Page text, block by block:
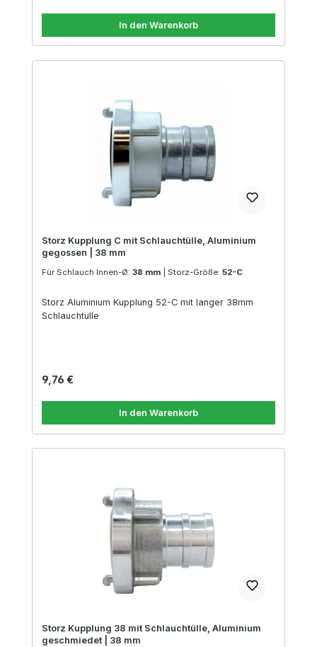
In den Warenkorb
Storz Kupplung C mit Schlauchtülle, Aluminium
gegossen | 38 mm
Für Schlauch Innen-Ø: 38 mm Storz-Größe: 52-C
Storz Aluminium Kupplung 52-C mit langer 38mm
Schlauchtülle
Regulärer Preis:
9,76 €
In den Warenkorb
Storz Kupplung 38 mit Schlauchtülle, Aluminium
geschmiedet | 38 mm